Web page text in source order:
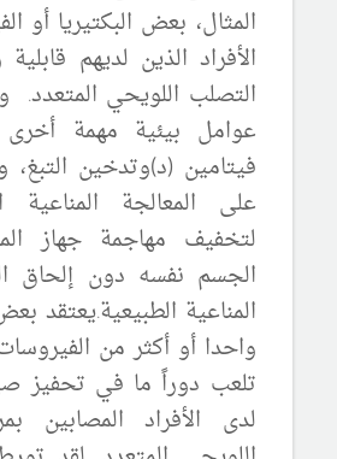
المثال، بعض البكتيريا أو
الأفراد الذين لديهم
التصلب اللويحي المتعدد.
عوامل بيئية مهمة
فيتامين (د)وتدخين التبغ،
على المعالجة
لتخفيف مهاجمة جهاز
الجسم نفسه دون إلحاق
المناعية الطبيعية.يعتقد
واحدا أو أكثر من
تلعب دوراً ما في تحفيز
لدى الأفراد المصابين